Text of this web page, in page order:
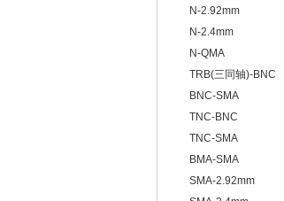
N-2.92mm
N-2.4mm
N-QMA
TRB(三同轴)-BNC
BNC-SMA
TNC-BNC
TNC-SMA
BMA-SMA
SMA-2.92mm